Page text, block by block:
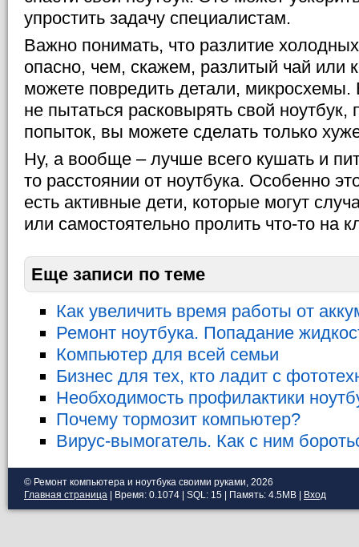
упростить задачу специалистам.
Важно понимать, что разлитие
опасно, чем, скажем, разлитый чай или
можете повредить детали,
не пытаться расковырять свой ноутбук,
попыток, вы можете сделать только
Ну, а вообще – лучше всего кушать и
то расстоянии от ноутбука. Особенно
есть активные дети, которые могут
или самостоятельно пролить что-то на
Еще записи по теме
Как увеличить время работы от
Ремонт ноутбука. Попадание
Компьютер для всей семьи
Бизнес для тех, кто ладит с
Необходимость профилактики
Почему тормозит компьютер?
Вирус-вымогатель. Как с ним
© Ремонт компьютера и ноутбука своими руками, 2026
Главная страница | Время: 0.1074 | SQL: 15 | Память: 4.5MB Вход